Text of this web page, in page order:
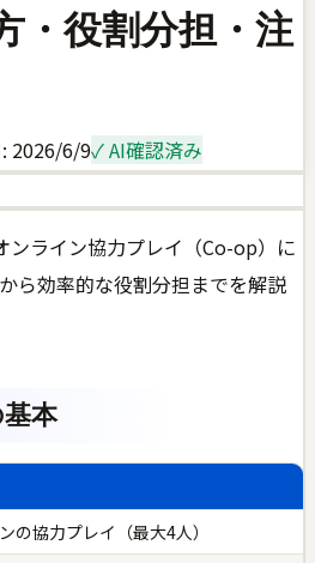
・役割分担・注
2026/6/9✓ AI確認済み
ライン協力プレイ（Co-op）に
ら効率的な役割分担までを解説
本
の協力プレイ（最大4人）